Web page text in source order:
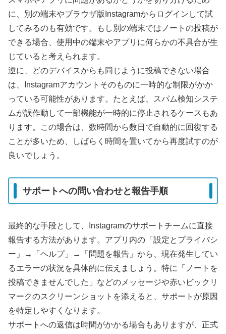
に、別の端末やブラウザ版Instagramからログインして試
してみるのも有効です。もし別の端末ではノートの投稿が
できる場合、使用中の端末やアプリに何らかの不具合が生
じていると考えられます。
逆に、どのデバイスからも同じように投稿できない場合
は、Instagramアカウントそのものに一時的な制限がかか
っている可能性があります。たとえば、スパム検知システ
ムが誤作動して一部機能が一時的に停止されるケースもあ
ります。この場合は、数時間から数日で自動的に回復する
ことが多いため、しばらく時間を置いてから再度試すのが
良いでしょう。
サポートへの問い合わせと報告手順
最終的な手段として、Instagramのサポートチームに直接
報告する方法があります。アプリ内の「設定とプライバシ
ー」→「ヘルプ」→「問題を報告」から、現在発生してい
るエラーの状況を具体的に伝えましょう。特に「ノートを
投稿できませんでした」などのメッセージや赤いビックリ
マークのスクリーンショットを添えると、サポートが原因
を特定しやすくなります。
サポートへの返信は時間がかかる場合もありますが、正式